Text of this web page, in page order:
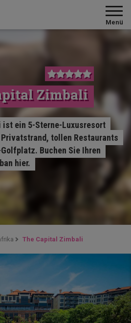
Menü
Zimbali
ist ein 5-Sterne-Luxusresort
tollen Restaurants
Buchen Sie Ihren
hier.
The Capital Zimbali